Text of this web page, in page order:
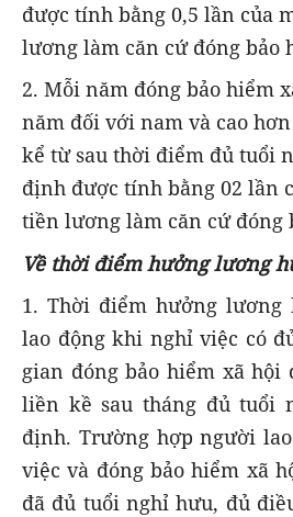
được tính bằng 0,5 lần của
lương làm căn cứ đóng bảo
2. Mỗi năm đóng bảo hiểm
năm đối với nam và cao
kể từ sau thời điểm đủ tuổi
định được tính bằng 02 lần
tiền lương làm căn cứ đóng
Về thời điểm hưởng lương
1. Thời điểm hưởng
lao động khi nghỉ việc có
gian đóng bảo hiểm xã
liền kề sau tháng đủ tuổi
định. Trường hợp người
việc và đóng bảo hiểm xã
đã đủ tuổi nghỉ hưu, đủ